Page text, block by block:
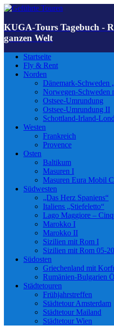
KUGA-Tours Tagebuch -
ganzen Welt
Startseite
Fly & Rent
Norden
Dänemark-Schweden
Norwegen-Schweden
Ostsee-Umrundung
Ostsee-Umrundung II
Schottland-Irland-
Westen
Frankreich
Provence
Osten
Baltikum
Masuren I
Masuren Eura Mobil
Südwesten
„Das Herz Spaniens“
Italiens „Stiefeletto“
Lago Maggiore –
Marokko I
Marokko II
Sizilien mit Rom I
Sizilien mit Rom 05-
Südosten
Griechenland mit
Rumänien-Bulgarien
Städtetouren
Frühjahrstreffen
Städtetour Amsterdam
Städtetour Mailand
Städtetour Wien